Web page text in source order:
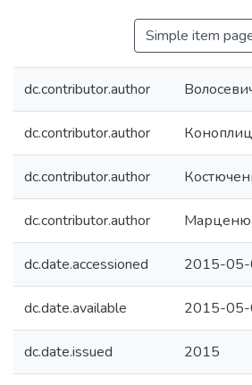
Simple item
dc.contributor.author
dc.contributor.author
dc.contributor.author
dc.contributor.author
dc.date.accessioned 2015-05-
dc.date.available 2015-05-
dc.date.issued 2015